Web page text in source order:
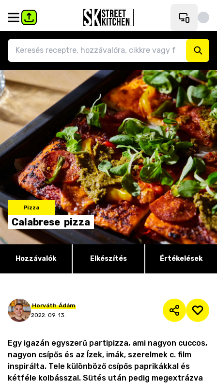
Pizza
Calabrese pizza
Hozzávalók Elkészítés Értékelések
Horváth Ádám
2022. 09. 13.
Egy igazán egyszerű partipizza, ami nagyon cuccos,
nagyon csípős és az Ízek, imák, szerelmek c. film
inspirálta. Tele különböző csípős paprikákkal és
kétféle kolbásszal. Sütés után pedig megextrázva